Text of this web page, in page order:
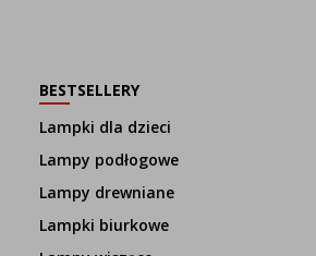
BESTSELLERY
Lampki dla dzieci
Lampy podłogowe
Lampy drewniane
Lampki biurkowe